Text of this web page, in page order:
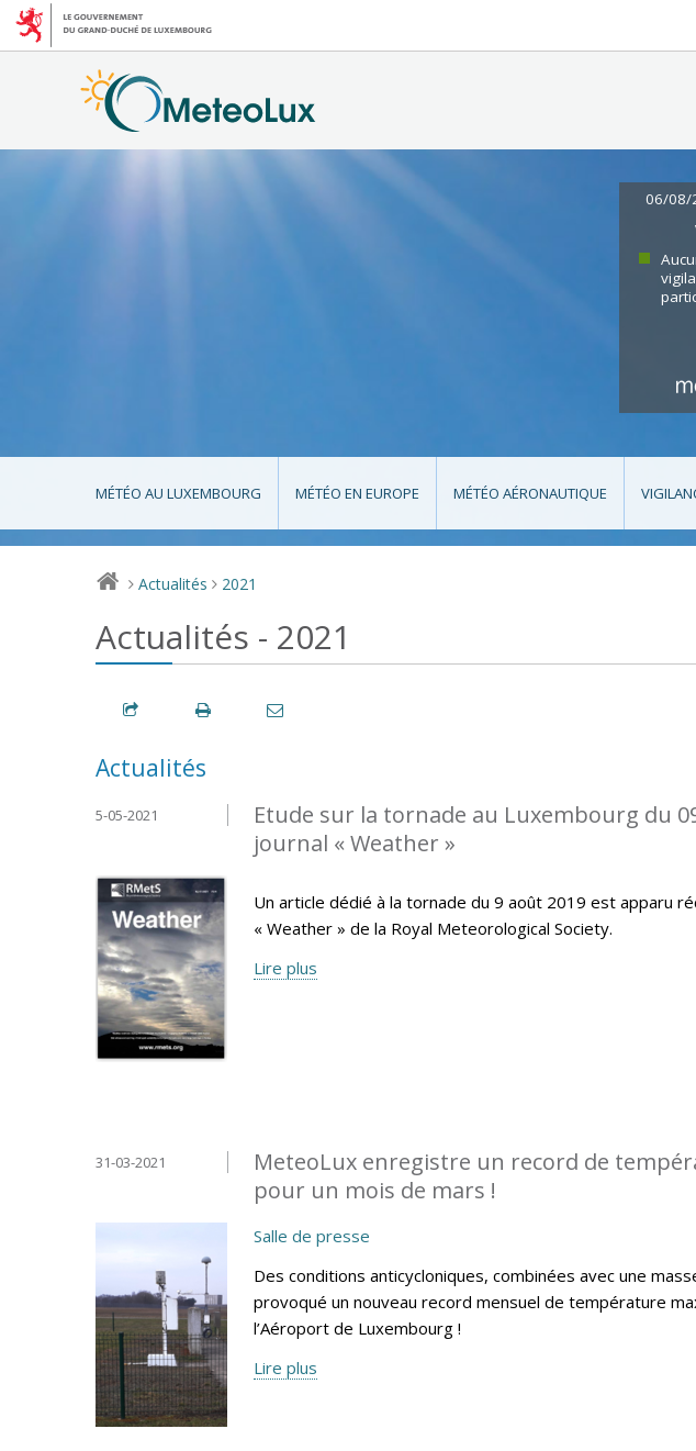
06/08/
MÉTÉO AU LUXEMBOURG MÉTÉO EN EUROPE MÉTÉO AÉRONAUTIQUE
> Actualités > 2021
Actualités - 2021
Actualités
Etude sur la tornade au Luxembourg du
journal « Weather »
5-05-2021
Un article dédié à la tornade du 9 août 2019 est apparu
« Weather » de la Royal Meteorological Society.
Lire plus
MeteoLux enregistre un record de
pour un mois de mars !
31-03-2021
Salle de presse
Des conditions anticycloniques, combinées avec une
provoqué un nouveau record mensuel de température
l’Aéroport de Luxembourg !
Lire plus